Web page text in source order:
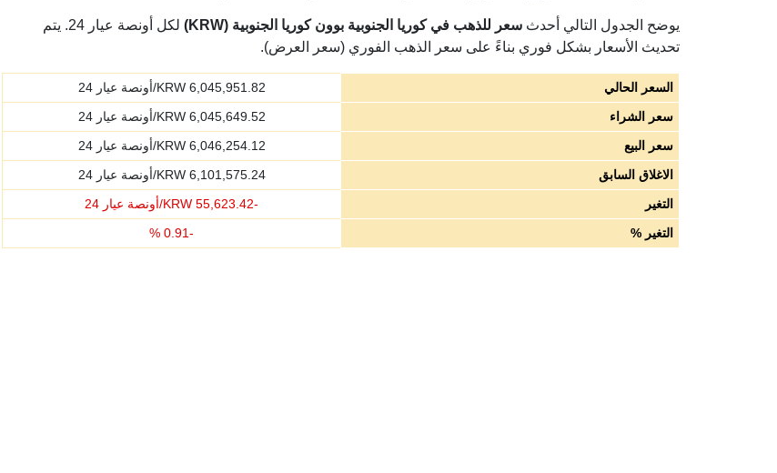
يوضح الجدول التالي أحدث سعر للذهب في كوريا الجنوبية بوون كوريا الجنوبية (KRW)
لكل أونصة عيار 24. يتم
تحديث الأسعار بشكل فوري بناءً على سعر الذهب الفوري (سعر العرض).
السعر الحالي 6,045,951.82 KRW/أونصة عيار 24
سعر الشراء
6,045,649.52 KRW/أونصة عيار 24
سعر البيع
6,046,254.12 KRW/أونصة عيار 24
الاغلاق السابق
6,101,575.24 KRW/أونصة عيار 24
التغير
-
55,623.42
التغير %
-
0.91
%